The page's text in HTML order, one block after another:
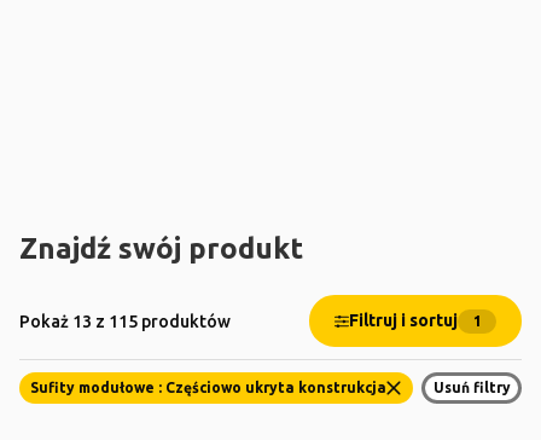
Znajdź swój produkt
Pokaż 13 z 115 produktów Filtruj i sortuj 1
Sufity modułowe : Częściowo ukryta konstrukcja Usuń filtry